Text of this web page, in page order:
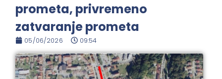
prometa, privremeno
zatvaranje prometa
05/06/2026 09:54